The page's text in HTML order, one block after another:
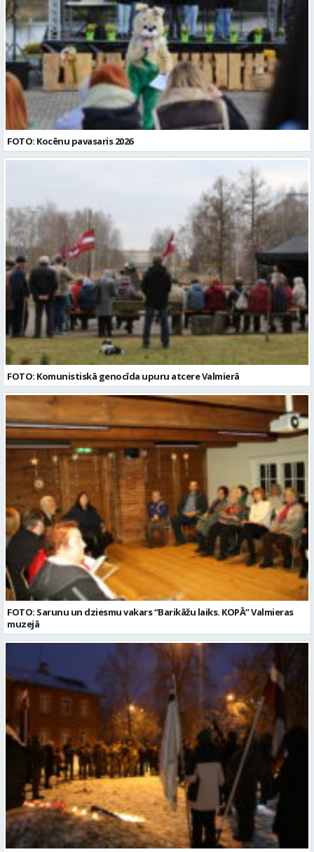
FOTO: Kocēnu pavasaris 2026
FOTO: Komunistiskā genocīda upuru atcere Valmierā
FOTO: Sarunu un dziesmu vakars “Barikāžu laiks. KOPĀ” Valmieras
muzejā